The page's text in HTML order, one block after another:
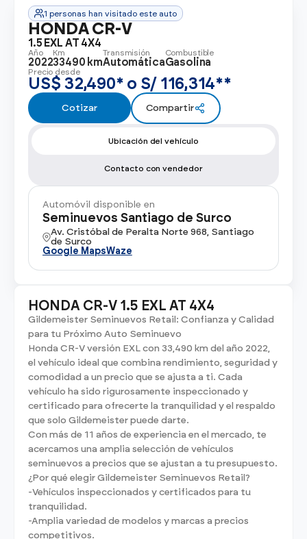
Promociones
Flotas
Vende tu auto
Financiamiento
Noticias
Centro de ayuda
Ir a todos los Autos Nuevos
1 personas han visitado este auto
HONDA CR-V
1.5 EXL AT 4X4
Año
2022
Km
33490 km
Transmisión
Automática
Combustible
Gasolina
Precio desde
US$ 32,490* o S/ 116,314**
Cotizar Compartir
Ubicación del vehículo
Contacto con vendedor
Automóvil disponible en
Seminuevos Santiago de Surco
Av. Cristóbal de Peralta Norte 968, Santiago
de Surco
Google MapsWaze
HONDA CR-V 1.5 EXL AT 4X4
Gildemeister Seminuevos Retail: Confianza y Calidad
para tu Próximo Auto Seminuevo
Honda CR-V versión EXL con 33,490 km del año 2022,
el vehículo ideal que combina rendimiento, seguridad y
comodidad a un precio que se ajusta a ti. Cada
vehículo ha sido rigurosamente inspeccionado y
certificado para ofrecerte la tranquilidad y el respaldo
que solo Gildemeister puede darte.
Con más de 11 años de experiencia en el mercado, te
acercamos una amplia selección de vehículos
seminuevos a precios que se ajustan a tu presupuesto.
¿Por qué elegir Gildemeister Seminuevos Retail?
-Vehículos inspeccionados y certificados para tu
tranquilidad.
-Amplia variedad de modelos y marcas a precios
competitivos.